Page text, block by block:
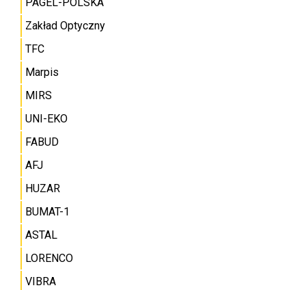
Zakład Optyczny
TFC
Marpis
MIRS
UNI-EKO
FABUD
AFJ
HUZAR
BUMAT-1
ASTAL
LORENCO
VIBRA